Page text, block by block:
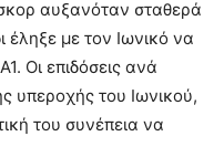
αυξανόταν σταθερά
έληξε με τον Ιωνικό να
Οι επιδόσεις ανά
υπεροχής του Ιωνικού,
του συνέπεια να